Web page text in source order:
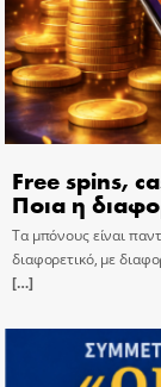
Free spins,
Ποια η
Τα μπόνους είναι
διαφορετικό, με
[…]